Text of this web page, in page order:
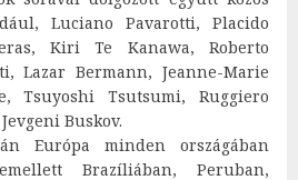
Luciano Pavarotti, Placido
Kiri Te Kanawa, Roberto
Lazar Bermann, Jeanne-Marie
Tsuyoshi Tsutsumi, Ruggiero
Buskov.
Európa minden országában
Brazíliában, Peruban,